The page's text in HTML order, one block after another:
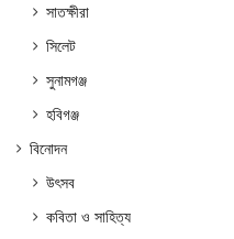
সাতক্ষীরা
সিলেট
সুনামগঞ্জ
হবিগঞ্জ
বিনোদন
উৎসব
কবিতা ও সাহিত্য